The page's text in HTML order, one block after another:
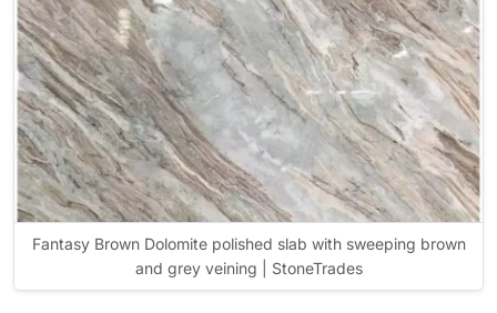
Fantasy Brown Dolomite polished slab with sweeping brown
and grey veining | StoneTrades